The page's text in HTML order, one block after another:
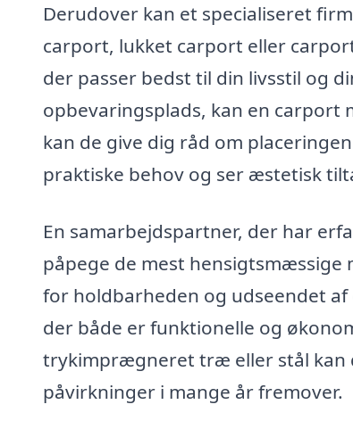
Derudover kan et specialiseret
carport, lukket carport eller
der passer bedst til din livsstil og
opbevaringsplads, kan en
kan de give dig råd om
praktiske behov og ser æstetisk
En samarbejdspartner, der har
påpege de mest
for holdbarheden og udseendet
der både er funktionelle og
trykimprægneret træ eller stål kan
påvirkninger i mange år fremover.